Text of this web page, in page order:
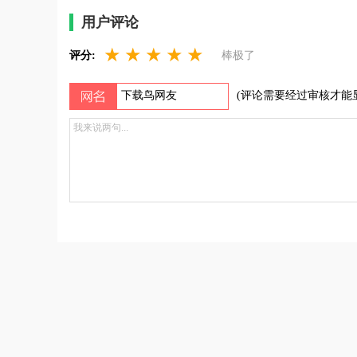
用户评论
评分: ★ ★ ★ ★ ★ 棒极了
(评论需要经过审核才能